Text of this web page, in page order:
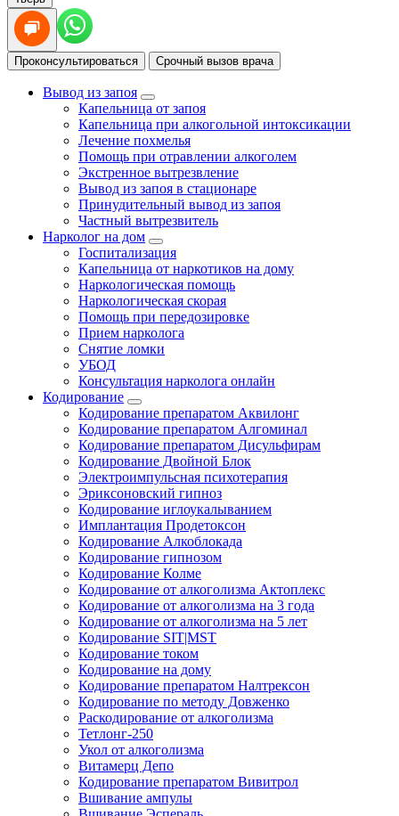
Проконсультироваться Срочный вызов врача
Вывод из запоя
Капельница от запоя
Капельница при алкогольной интоксикации
Лечение похмелья
Помощь при отравлении алкоголем
Экстренное вытрезвление
Вывод из запоя в стационаре
Принудительный вывод из запоя
Частный вытрезвитель
Нарколог на дом
Госпитализация
Капельница от наркотиков на дому
Наркологическая помощь
Наркологическая скорая
Помощь при передозировке
Прием нарколога
Снятие ломки
УБОД
Консультация нарколога онлайн
Кодирование
Кодирование препаратом Аквилонг
Кодирование препаратом Алгоминал
Кодирование препаратом Дисульфирам
Кодирование Двойной Блок
Электроимпульсная психотерапия
Эриксоновский гипноз
Кодирование иглоукалыванием
Имплантация Продетоксон
Кодирование Алкоблокада
Кодирование гипнозом
Кодирование Колме
Кодирование от алкоголизма Актоплекс
Кодирование от алкоголизма на 3 года
Кодирование от алкоголизма на 5 лет
Кодирование SIT|MST
Кодирование током
Кодирование на дому
Кодирование препаратом Налтрексон
Кодирование по методу Довженко
Раскодирование от алкоголизма
Тетлонг-250
Укол от алкоголизма
Витамерц Депо
Кодирование препаратом Вивитрол
Вшивание ампулы